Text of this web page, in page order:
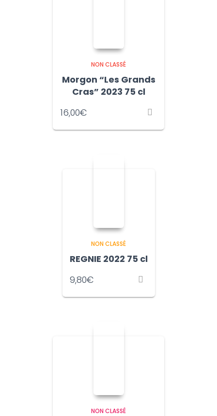
NON CLASSÉ
Morgon “Les Grands
Cras” 2023 75 cl
16,00€
NON CLASSÉ
REGNIE 2022 75 cl
9,80€
NON CLASSÉ